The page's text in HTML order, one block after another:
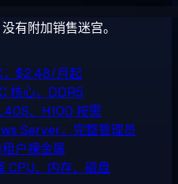
有附加销售迷宫。
，$2.48/月起
核心，DDR5
、H100 按需
Server，完整管理员
户裸金属
CPU、内存、磁盘